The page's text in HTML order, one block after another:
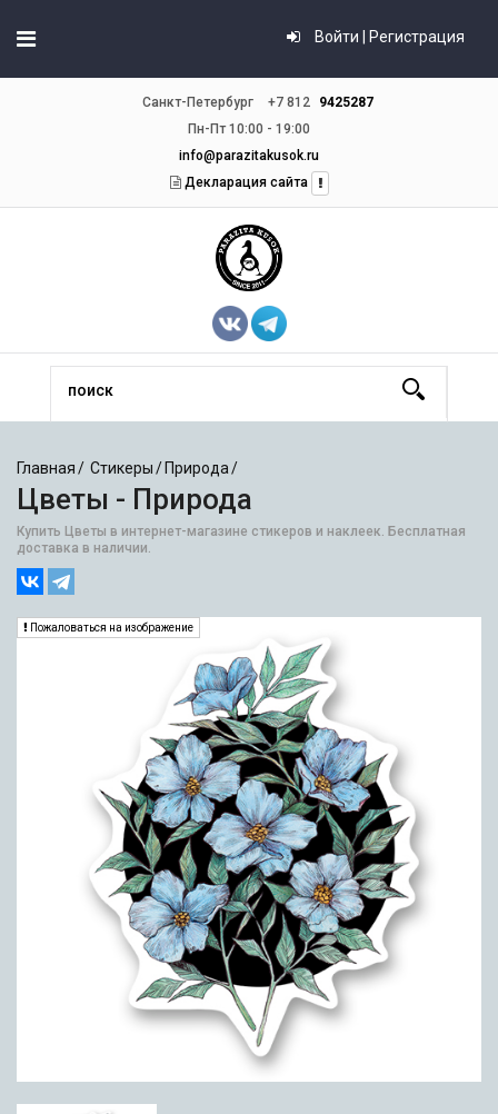
Войти | Регистрация
Санкт-Петербург +7 812
9425287
Пн-Пт 10:00 - 19:00
info@parazitakusok.ru
Декларация сайта
Главная Стикеры Природа
Цветы - Природа
Купить Цветы в интернет-магазине стикеров и наклеек. Бесплатная
доставка в наличии.
Пожаловаться на изображение